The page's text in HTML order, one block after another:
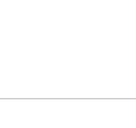
l’extérieur dans sa
jusqu'à 6
attenante, une